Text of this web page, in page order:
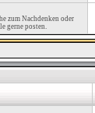
zum Nachdenken oder
gerne posten.